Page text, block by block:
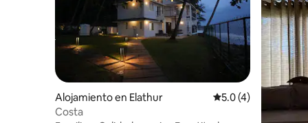
Alojamiento en Elathur Calificación
5.0 (4)
Costa